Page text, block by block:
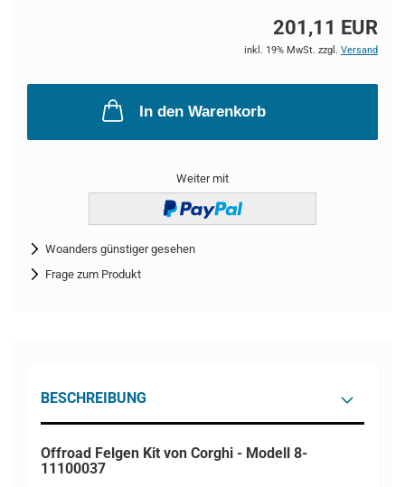
201,11 EUR
inkl. 19% MwSt. zzgl. Versand
In den Warenkorb
Weiter mit
Woanders günstiger gesehen
Frage zum Produkt
BESCHREIBUNG
Offroad Felgen Kit von Corghi - Modell 8-
11100037